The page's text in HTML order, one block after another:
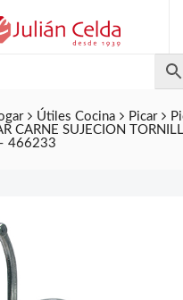
DE
Útiles Cocina Picar
CARNE SUJECION
466233